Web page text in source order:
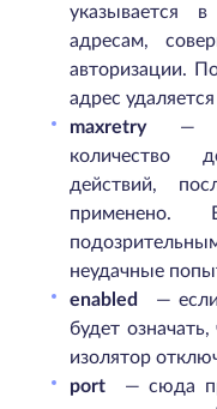
указывается
адресам,
авторизации.
адрес
maxretry
—
количество
действий,
неудачные
enabled
—
будет
изолятор
port
— сюда